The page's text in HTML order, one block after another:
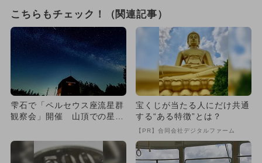
こちらもチェック！（関連記事）
雫石で「ペルセウス座流星群
観察会」開催 山頂での星空
宝くじが当たる人にだけ共通
する“ある特徴”とは？
【PR】合同会社デジタルファーム